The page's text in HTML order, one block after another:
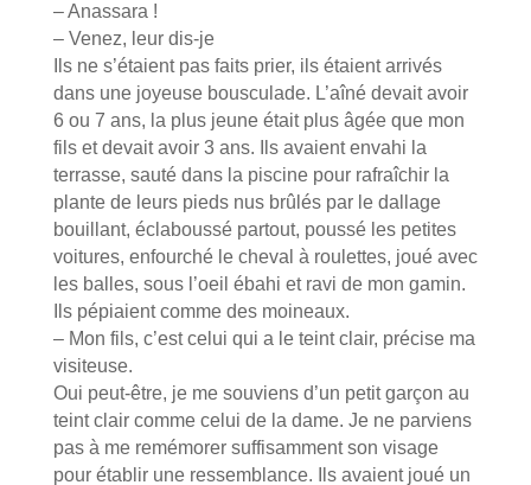
– Anassara !
– Venez, leur dis-je
Ils ne s’étaient pas faits prier, ils étaient arrivés
dans une joyeuse bousculade. L’aîné devait avoir
6 ou 7 ans, la plus jeune était plus âgée que mon
fils et devait avoir 3 ans. Ils avaient envahi la
terrasse, sauté dans la piscine pour rafraîchir la
plante de leurs pieds nus brûlés par le dallage
bouillant, éclaboussé partout, poussé les petites
voitures, enfourché le cheval à roulettes, joué avec
les balles, sous l’oeil ébahi et ravi de mon gamin.
Ils pépiaient comme des moineaux.
– Mon fils, c’est celui qui a le teint clair, précise ma
visiteuse.
Oui peut-être, je me souviens d’un petit garçon au
teint clair comme celui de la dame. Je ne parviens
pas à me remémorer suffisamment son visage
pour établir une ressemblance. Ils avaient joué un